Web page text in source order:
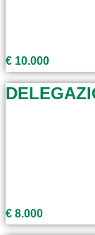
€ 10.000
€ 8.000